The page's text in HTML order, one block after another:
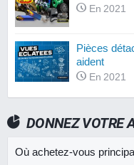
En 2021
Pièces
aident
En 2021
DONNEZ VOTRE
Où achetez-vous